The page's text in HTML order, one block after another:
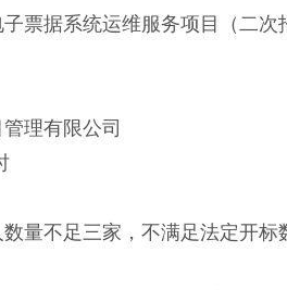
票据系统运维服务项目（二次
理有限公司
量不足三家，不满足法定开标